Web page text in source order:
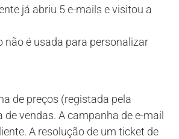
já abriu 5 e-mails e visitou a
não é usada para personalizar
de preços (registada pela
vendas. A campanha de e-mail
A resolução de um ticket de